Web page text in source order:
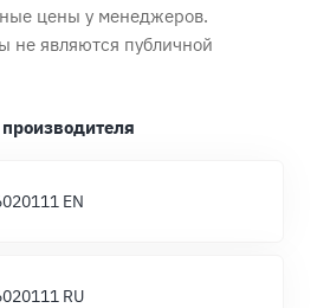
цены у менеджеров.
не являются публичной
EN
RU